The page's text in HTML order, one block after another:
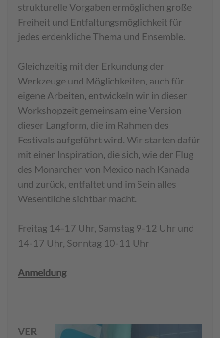
strukturelle Vorgaben ermöglichen große
Freiheit und Entfaltungsmöglichkeit für
jedes erdenkliche Thema und Ensemble.
Gleichzeitig mit der Erkundung der
Werkzeuge und Möglichkeiten, auch für
eigene Arbeiten, entwickeln wir in dieser
Workshopzeit gemeinsam eine Version
dieser Langform, die im Rahmen des
Festivals aufgeführt wird. Wir starten dafür
mit einer Inspiration, die sich, wie der Flug
des Monarchen von Mexico nach Kanada
und zurück, entfaltet und im Sein alles
Wesentliche sichtbar macht.
Freitag 14-17 Uhr, Samstag 9-12 Uhr und
14-17 Uhr, Sonntag 10-11 Uhr
Anmeldung
VER